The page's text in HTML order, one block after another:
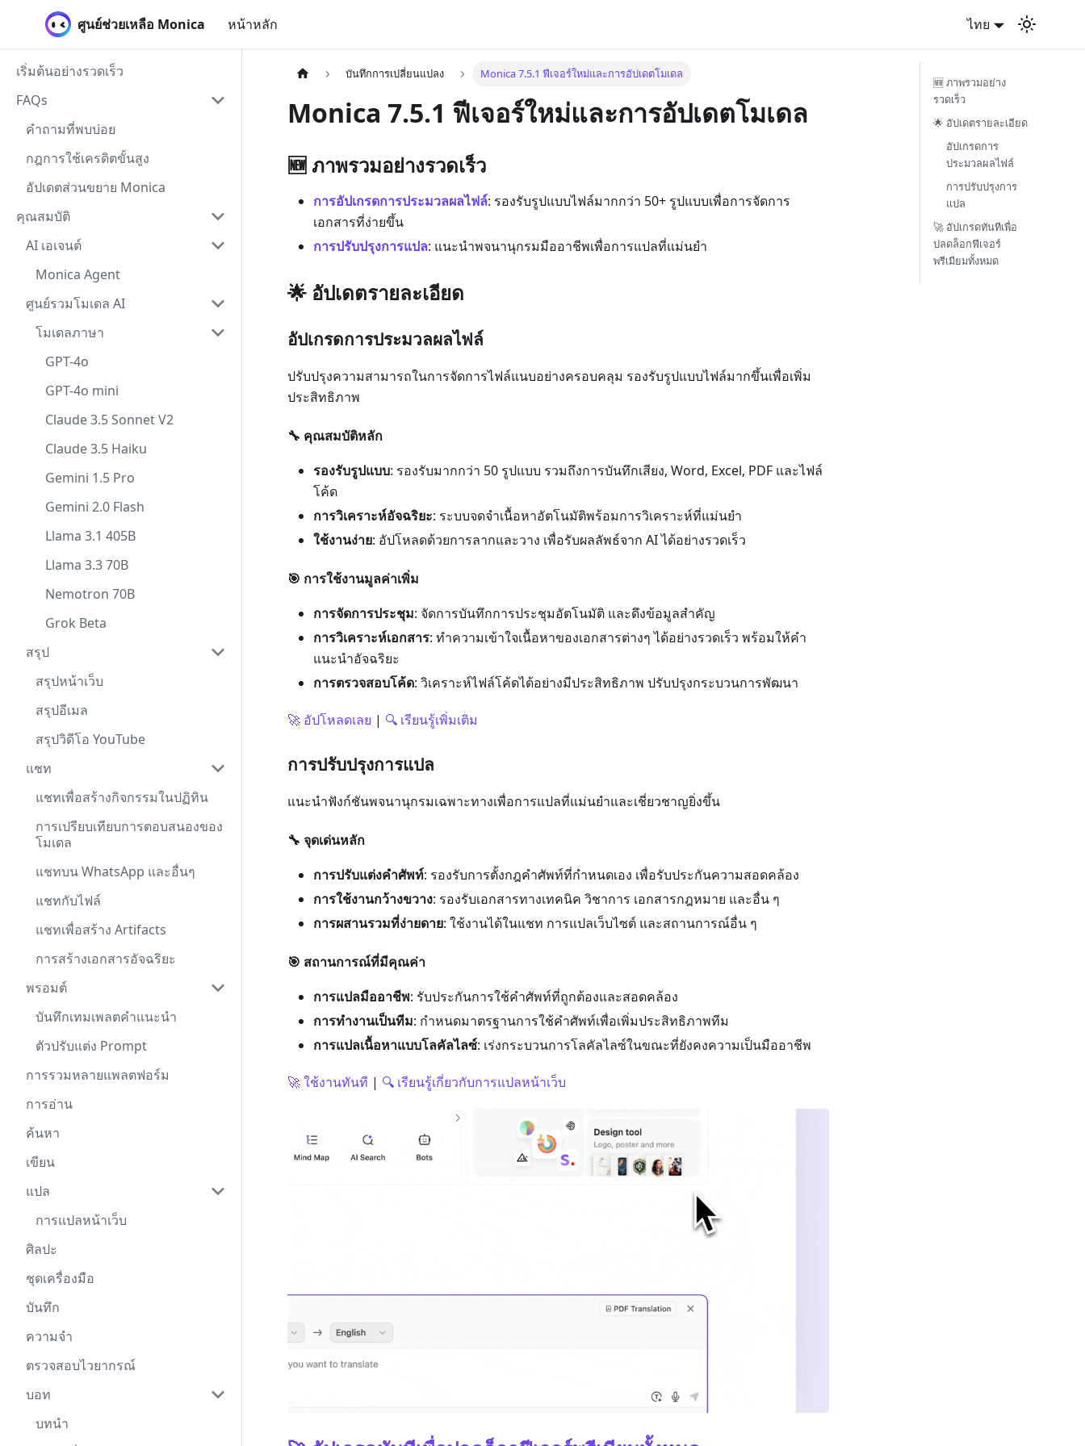
ศูนย์ช่วยเหลือ Monica หน้าหลัก ไทย
เริ่มต้นอย่างรวดเร็ว
FAQs
คำถามที่พบบ่อย
กฎการใช้เครดิตขั้นสูง
อัปเดตส่วนขยาย Monica
คุณสมบัติ
AI เอเจนต์
Monica Agent
ศูนย์รวมโมเดล AI
โมเดลภาษา
GPT-4o
GPT-4o mini
Claude 3.5 Sonnet V2
Claude 3.5 Haiku
Gemini 1.5 Pro
Gemini 2.0 Flash
Llama 3.1 405B
Llama 3.3 70B
Nemotron 70B
Grok Beta
สรุป
สรุปหน้าเว็บ
สรุปอีเมล
สรุปวิดีโอ YouTube
แชท
แชทเพื่อสร้างกิจกรรมในปฏิทิน
การเปรียบเทียบการตอบสนองของ
โมเดล
แชทบน WhatsApp และอื่นๆ
แชทกับไฟล์
แชทเพื่อสร้าง Artifacts
การสร้างเอกสารอัจฉริยะ
พรอมต์
บันทึกเทมเพลตคำแนะนำ
ตัวปรับแต่ง Prompt
การรวมหลายแพลตฟอร์ม
การอ่าน
ค้นหา
เขียน
แปล
การแปลหน้าเว็บ
ศิลปะ
ชุดเครื่องมือ
บันทึก
ความจำ
ตรวจสอบไวยากรณ์
บอท
บทนำ
บันทึกการเปลี่ยนแปลง Monica 7.5.1 ฟีเจอร์ใหม่และการอัปเดตโมเดล
Monica 7.5.1 ฟีเจอร์ใหม่และการอัปเดตโมเดล
🆕 ภาพรวมอย่างรวดเร็ว
การอัปเกรดการประมวลผลไฟล์: รองรับรูปแบบไฟล์มากกว่า 50+ รูปแบบเพื่อการจัดการ
เอกสารที่ง่ายขึ้น
การปรับปรุงการแปล: แนะนำพจนานุกรมมืออาชีพเพื่อการแปลที่แม่นยำ
🌟 อัปเดตรายละเอียด
อัปเกรดการประมวลผลไฟล์
ปรับปรุงความสามารถในการจัดการไฟล์แนบอย่างครอบคลุม รองรับรูปแบบไฟล์มากขึ้นเพื่อเพิ่ม
ประสิทธิภาพ
🔧 คุณสมบัติหลัก
รองรับรูปแบบ: รองรับมากกว่า 50 รูปแบบ รวมถึงการบันทึกเสียง, Word, Excel, PDF และไฟล์
โค้ด
การวิเคราะห์อัจฉริยะ: ระบบจดจำเนื้อหาอัตโนมัติพร้อมการวิเคราะห์ที่แม่นยำ
ใช้งานง่าย: อัปโหลดด้วยการลากและวาง เพื่อรับผลลัพธ์จาก AI ได้อย่างรวดเร็ว
🎯 การใช้งานมูลค่าเพิ่ม
การจัดการประชุม: จัดการบันทึกการประชุมอัตโนมัติ และดึงข้อมูลสำคัญ
การวิเคราะห์เอกสาร: ทำความเข้าใจเนื้อหาของเอกสารต่างๆ ได้อย่างรวดเร็ว พร้อมให้คำ
แนะนำอัจฉริยะ
การตรวจสอบโค้ด: วิเคราะห์ไฟล์โค้ดได้อย่างมีประสิทธิภาพ ปรับปรุงกระบวนการพัฒนา
🚀 อัปโหลดเลย | 🔍 เรียนรู้เพิ่มเติม
การปรับปรุงการแปล
แนะนำฟังก์ชันพจนานุกรมเฉพาะทางเพื่อการแปลที่แม่นยำและเชี่ยวชาญยิ่งขึ้น
🔧 จุดเด่นหลัก
การปรับแต่งคำศัพท์: รองรับการตั้งกฎคำศัพท์ที่กำหนดเอง เพื่อรับประกันความสอดคล้อง
การใช้งานกว้างขวาง: รองรับเอกสารทางเทคนิค วิชาการ เอกสารกฎหมาย และอื่น ๆ
การผสานรวมที่ง่ายดาย: ใช้งานได้ในแชท การแปลเว็บไซต์ และสถานการณ์อื่น ๆ
🎯 สถานการณ์ที่มีคุณค่า
การแปลมืออาชีพ: รับประกันการใช้คำศัพท์ที่ถูกต้องและสอดคล้อง
การทำงานเป็นทีม: กำหนดมาตรฐานการใช้คำศัพท์เพื่อเพิ่มประสิทธิภาพทีม
การแปลเนื้อหาแบบโลคัลไลซ์: เร่งกระบวนการโลคัลไลซ์ในขณะที่ยังคงความเป็นมืออาชีพ
🚀 ใช้งานทันที | 🔍 เรียนรู้เกี่ยวกับการแปลหน้าเว็บ
🆕 ภาพรวมอย่าง
รวดเร็ว
🌟 อัปเดตรายละเอียด
อัปเกรดการ
ประมวลผลไฟล์
การปรับปรุงการ
แปล
🚀 อัปเกรดทันทีเพื่อ
ปลดล็อกฟีเจอร์
พรีเมียมทั้งหมด